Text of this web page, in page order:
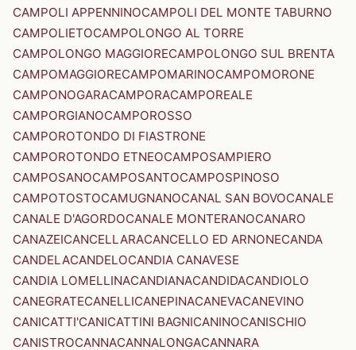
CAMPOLI APPENNINOCAMPOLI DEL MONTE TABURNO
CAMPOLIETOCAMPOLONGO AL TORRE
CAMPOLONGO MAGGIORECAMPOLONGO SUL BRENTA
CAMPOMAGGIORECAMPOMARINOCAMPOMORONE
CAMPONOGARACAMPORACAMPOREALE
CAMPORGIANOCAMPOROSSO
CAMPOROTONDO DI FIASTRONE
CAMPOROTONDO ETNEOCAMPOSAMPIERO
CAMPOSANOCAMPOSANTOCAMPOSPINOSO
CAMPOTOSTOCAMUGNANOCANAL SAN BOVOCANALE
CANALE D'AGORDOCANALE MONTERANOCANARO
CANAZEICANCELLARACANCELLO ED ARNONECANDA
CANDELACANDELOCANDIA CANAVESE
CANDIA LOMELLINACANDIANACANDIDACANDIOLO
CANEGRATECANELLICANEPINACANEVACANEVINO
CANICATTI'CANICATTINI BAGNICANINOCANISCHIO
CANISTROCANNACANNALONGACANNARA